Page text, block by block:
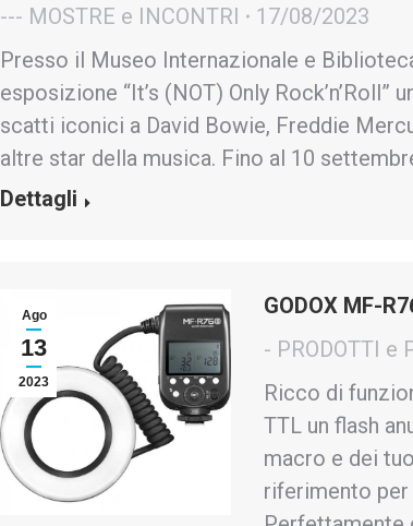
--- MOSTRE e INCONTRI
17/08/2023
Presso il Museo Internazionale e
esposizione “It’s (NOT) Only
scatti iconici a David Bowie, Freddie
altre star della musica. Fino al 10
Dettagli
Ago
13
2023
GODOX MF-
- PRODOTTI e
Ricco di
TTL un flash
macro e dei
riferimento